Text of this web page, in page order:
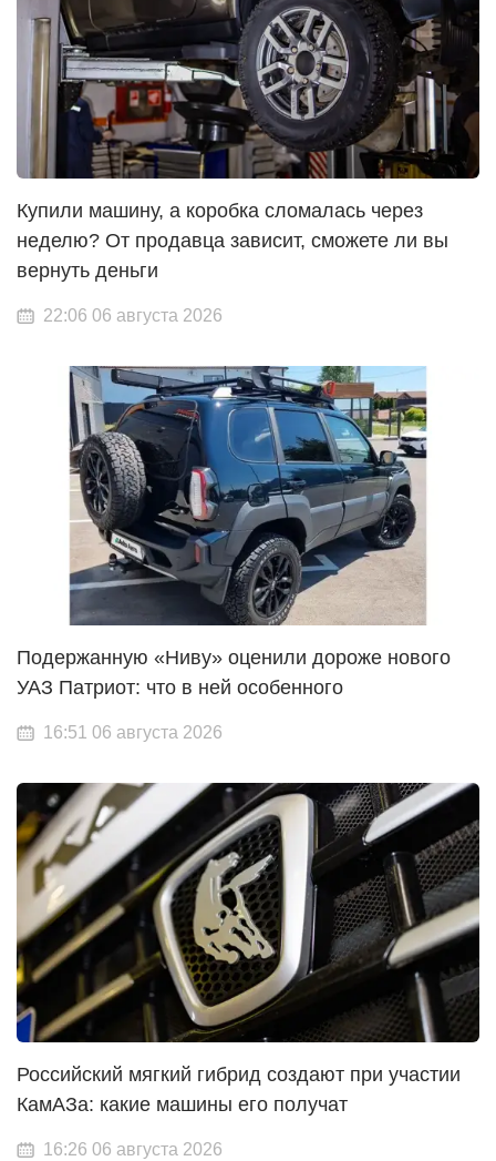
Купили машину, а коробка сломалась через
неделю? От продавца зависит, сможете ли вы
вернуть деньги
22:06 06 августа 2026
Подержанную «Ниву» оценили дороже нового
УАЗ Патриот: что в ней особенного
16:51 06 августа 2026
Российский мягкий гибрид создают при участии
КамАЗа: какие машины его получат
16:26 06 августа 2026